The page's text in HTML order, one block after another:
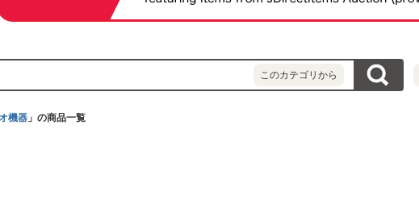
このカテゴリから
機器 」の商品一覧